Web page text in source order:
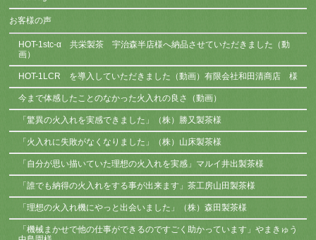
お客様の声
HOT-1stc-α 共栄製茶 宇治森半店様へ納品させていただきました（動
画）
HOT-1LCR を導入していただきました（動画）有限会社和田清商店 様
今まで体感したことのなかった火入れの良さ（動画）
「驚異の火入れを実感できました」（株）勝又製茶様
「火入れに失敗がなくなりました」（株）山床製茶様
「自分が思い描いていた理想の火入れを実感」マルイ井出製茶様
「誰でも納得の火入れをする事が出来ます」茶工房山田製茶様
「理想の火入れ機にやっと出会いました」（株）森田製茶様
「機械まかせで他の仕事ができるのですごく助かっています」やまきゅう